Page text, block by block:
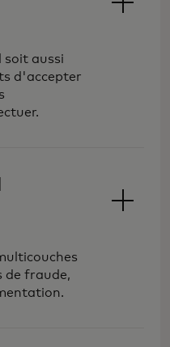
du commerce,
le
soit aussi
d'accepter
de fraude,